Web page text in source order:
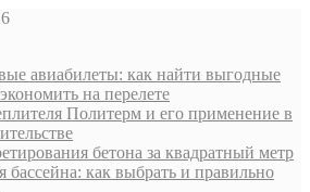
авиабилеты: как найти выгодные
на перелете
Политерм и его применение в
бетона за квадратный метр
бассейна: как выбрать и правильно